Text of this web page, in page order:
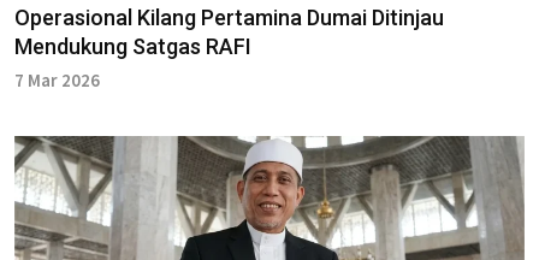
Operasional Kilang Pertamina Dumai Ditinjau
Mendukung Satgas RAFI
7 Mar 2026